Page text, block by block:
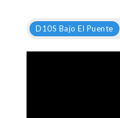
D10S Bajo El Puente